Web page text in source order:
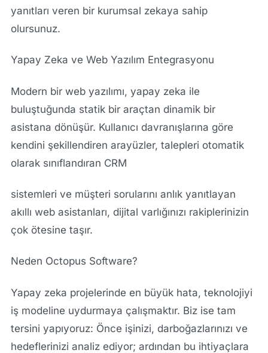
yanıtları veren bir kurumsal zekaya sahip
olursunuz.
Yapay Zeka ve Web Yazılım Entegrasyonu
Modern bir web yazılımı, yapay zeka ile
buluştuğunda statik bir araçtan dinamik bir
asistana dönüşür. Kullanıcı davranışlarına göre
kendini şekillendiren arayüzler, talepleri otomatik
olarak sınıflandıran CRM
sistemleri ve müşteri sorularını anlık yanıtlayan
akıllı web asistanları, dijital varlığınızı rakiplerinizin
çok ötesine taşır.
Neden Octopus Software?
Yapay zeka projelerinde en büyük hata, teknolojiyi
iş modeline uydurmaya çalışmaktır. Biz ise tam
tersini yapıyoruz: Önce işinizi, darboğazlarınızı ve
hedeflerinizi analiz ediyor; ardından bu ihtiyaçlara